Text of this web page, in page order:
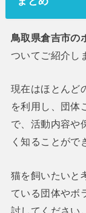
鳥取県倉吉市の
ついてご紹介し
現在はほとんど
を利用し、団体
で、活動内容や
く知ることがで
猫を飼いたいと
ている団体やボ
討してください。